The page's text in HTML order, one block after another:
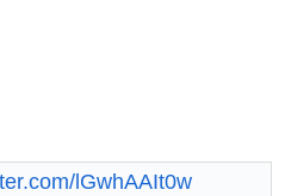
lGwhAAIt0w